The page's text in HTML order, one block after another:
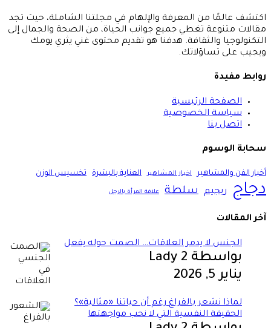
عالمًا من المعرفة والإلهام في مجلتنا الشاملة، حيث تجد
متنوعة تغطي جميع جوانب الحياة، من الصحة والجمال إلى
والثقافة. هدفنا هو تقديم محتوى غني يثري يومك
على تساؤلاتك.
مفيدة
الصفحة الرئيسية
سياسة الخصوصية
اتصل بنا
الوسوم
الفن والمشاهير اخبار المشاهير العناية بالبشرة تخسيس الوزن
ريجيم سلطة علاقة المرأة بالرجل
المقالات
الجنس لا يدمر العلاقات… الصمت حوله يفعل
بواسطة Lady 2
يناير 5, 2026
لماذا نشعر بالفراغ رغم أن حياتنا «مثالية»؟
الحقيقة النفسية التي لا نحب مواجهتها